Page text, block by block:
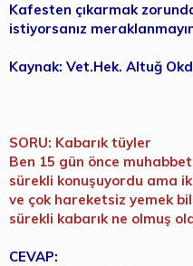
Kafesten çıkarmak
istiyorsanız
Kaynak: Vet.Hek. Altuğ
SORU: Kabarık tüyler
Ben 15 gün önce
sürekli konuşuyordu ama
ve çok hareketsiz yemek
sürekli kabarık ne olmuş
CEVAP: